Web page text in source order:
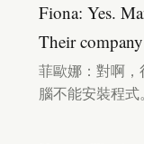
Fiona: Yes.
Their
菲歐娜：對啊
腦不能安裝程式。